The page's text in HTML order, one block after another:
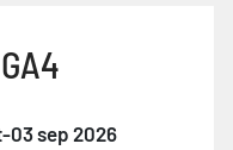
03 sep 2026